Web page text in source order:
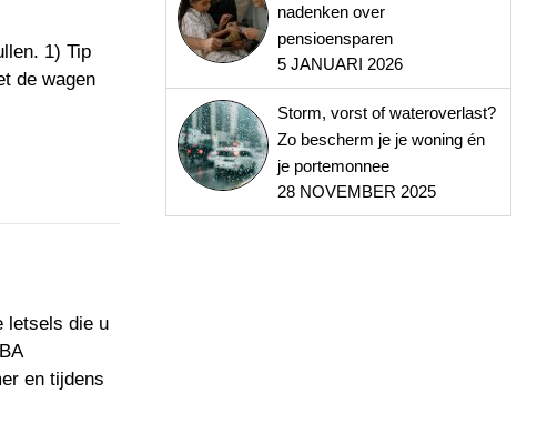
1) Tip
de wagen
letsels die u
en tijdens
nadenken over
pensioensparen
5 JANUARI 2026
Storm, vorst of wateroverlast?
Zo bescherm je je woning én
je portemonnee
28 NOVEMBER 2025